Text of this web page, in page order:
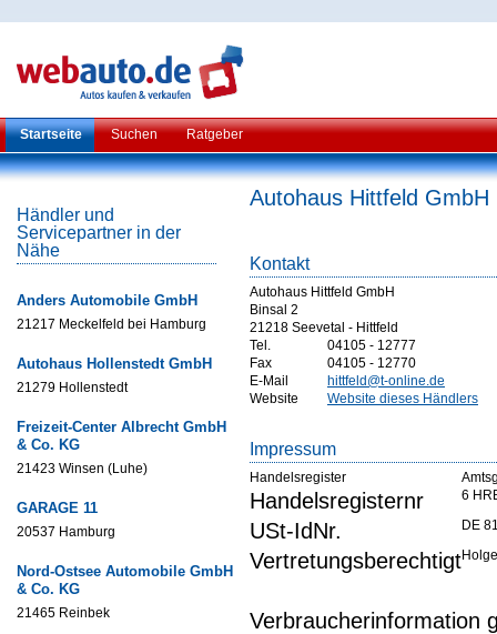
Startseite Suchen Ratgeber
Händler und
Servicepartner in der
Nähe
Anders Automobile GmbH
21217 Meckelfeld bei Hamburg
Autohaus Hollenstedt GmbH
21279 Hollenstedt
Freizeit-Center Albrecht GmbH
& Co. KG
21423 Winsen (Luhe)
GARAGE 11
20537 Hamburg
Nord-Ostsee Automobile GmbH
& Co. KG
21465 Reinbek
Autohaus Hittfeld GmbH
Kontakt
Autohaus Hittfeld GmbH
Binsal 2
21218 Seevetal - Hittfeld
Tel.
04105 - 12777
Fax
04105 - 12770
E-Mail
hittfeld@t-online.de
Website
Website dieses Händlers
Impressum
Handelsregister
Handelsregisternr 6
USt-IdNr. DE
Vertretungsberechtigt
Verbraucherinformation